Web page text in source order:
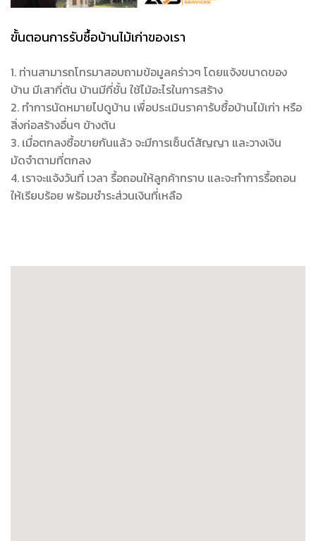
ขั้นตอนการรับซื้อบ้านไม้เก่าของเรา
1. ท่านสามารถโทรมาสอบถามข้อมูลคร่าวๆ โดยแจ้งขนาดของ
บ้าน มีเสากี่ต้น บ้านมีกี่ชั้น ใช้ไม้อะไรในการสร้าง
2. ทำการนัดหมายไปดูบ้าน เพื่อประเมินราคารับซื้อบ้านไม้เก่า หรือ
สิ่งก่อสร้างอื่นๆ ข้างต้น
3. เมื่อตกลงซื้อขายกันแล้ว จะมีการเซ็นต์สัญญา และวางเงิน
มัดจำตามที่ตกลง
4. เราจะแจ้งวันที่ เวลา รื้อถอนให้ลูกค้าทราบ และจะทำการรื้อถอน
ให้เรียบร้อย พร้อมชำระส่วนเงินที่เหลือ